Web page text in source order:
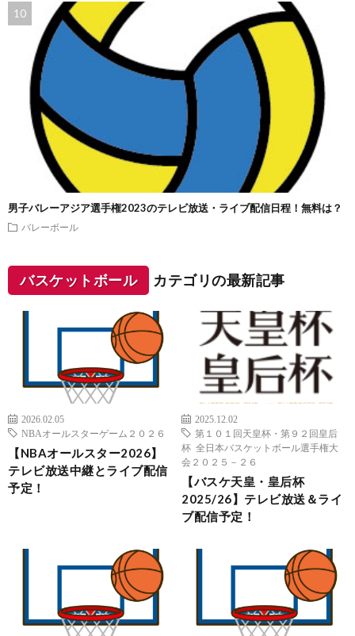
男子バレーアジア選手権2023のテレビ放送・ライブ配信日程！無料は？
バレーボール
バスケットボール カテゴリの最新記事
2026.02.05
NBAオールスターゲーム２０２６
【NBAオールスター2026】
テレビ放送中継とライブ配信
予定！
2025.12.02
第１０１回天皇杯・第９２回皇后
杯 全日本バスケットボール選手権大
会２０２５－２６
【バスケ天皇・皇后杯
2025/26】テレビ放送＆ライ
ブ配信予定！